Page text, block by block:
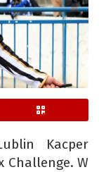
Kacper
Challenge. W